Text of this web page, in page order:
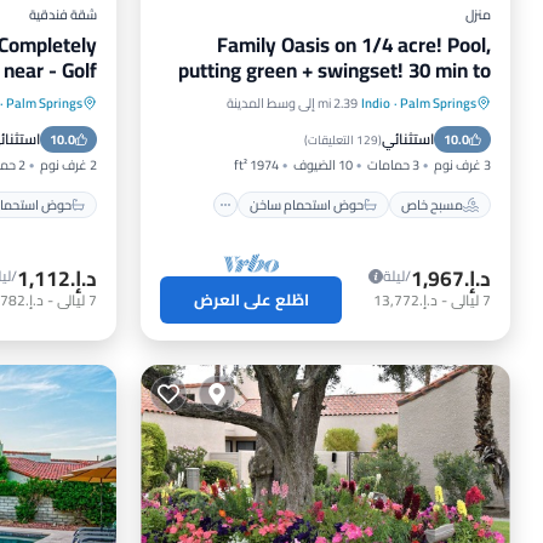
منزل
Family Oasis on 1/4 acre! Pool,
putting green + swingset! 30 min to
Joshua Tree!
Palm Springs
·
Indio2.39 mi إلى وسط المدينة
10.0 استثنائي(129 التعليقات )
3 غرف نوم 3 حمامات 10 الضيوف
1974 ft²
مسبح خاص
حوض استحمام ساخن
مسبح خاص
حوض استحمام ساخن
موقف سيارات
مسبح
د.إ.‏1,967
/ليلة
7ليالي- د.إ.‏13,772 اطّلع على العرض
شقة فندقية
- Golf
cart inc.
Palm Springs
·
10.0
2 غرف نوم 2 حمامات
حوض
حوض
مسبح
د.إ.‏1,112
/
7ليالي- د.إ.‏7,782